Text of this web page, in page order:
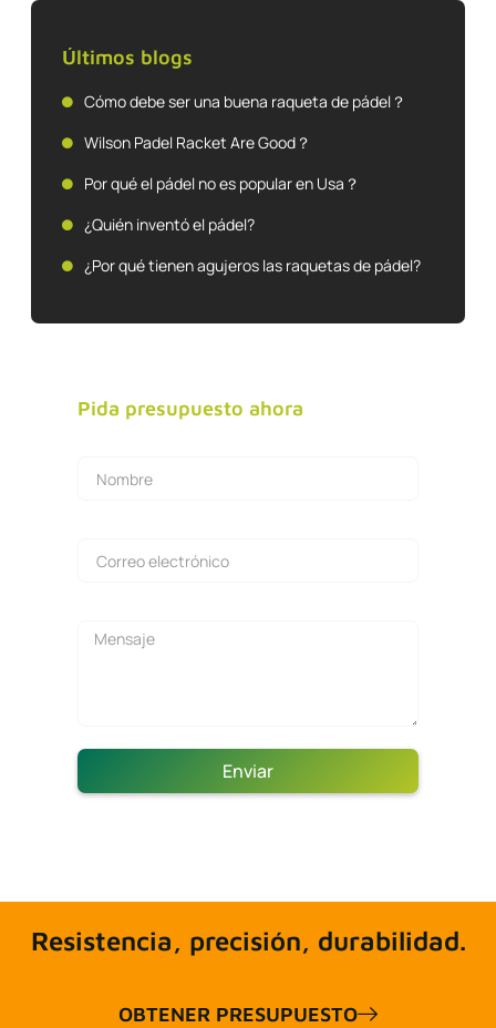
Últimos blogs
Cómo debe ser una buena raqueta de pádel？
Wilson Padel Racket Are Good？
Por qué el pádel no es popular en Usa？
¿Quién inventó el pádel?
¿Por qué tienen agujeros las raquetas de pádel?
Pida presupuesto ahora
Enviar
Resistencia, precisión, durabilidad.
OBTENER PRESUPUESTO